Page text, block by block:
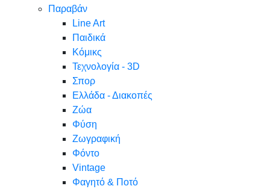
Παραβάν
Line Art
Παιδικά
Κόμικς
Τεχνολογία - 3D
Σπορ
Ελλάδα - Διακοπές
Ζώα
Φύση
Ζωγραφική
Φόντο
Vintage
Φαγητό & Ποτό